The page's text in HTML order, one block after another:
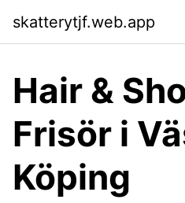
skatterytjf.web.app
Hair &
Frisör i
Köping